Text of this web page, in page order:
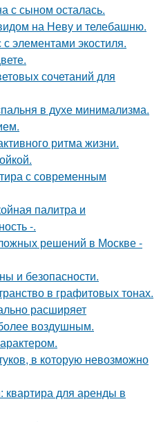
с сыном осталась.
на Неву и телебашню.
элементами экостиля.
сочетаний для
в духе минимализма.
ритма жизни.
с современным
палитра и
-.
решений в Москве -
и безопасности.
в графитовых тонах.
расширяет
воздушным.
в которую невозможно
квартира для аренды в